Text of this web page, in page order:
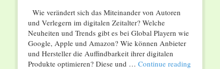
Wie verändert sich das Miteinander von Autoren
und Verlegern im digitalen Zeitalter? Welche
Neuheiten und Trends gibt es bei Global Playern wie
Google, Apple und Amazon? Wie können Anbieter
und Hersteller die Auffindbarkeit ihrer digitalen
Produkte optimieren? Diese und … Continue reading